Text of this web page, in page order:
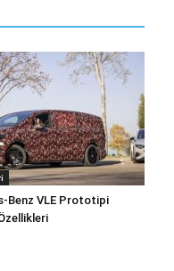
Benz VLE Prototipi